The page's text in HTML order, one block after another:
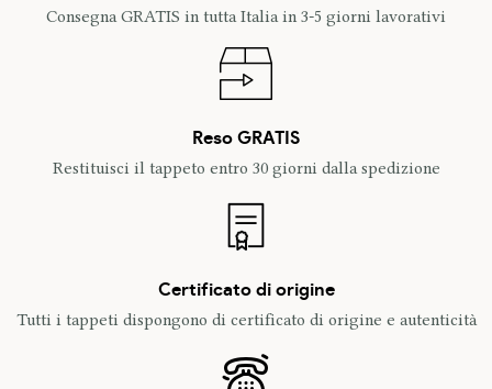
Consegna GRATIS in tutta Italia in 3-5 giorni lavorativi
Reso GRATIS
Restituisci il tappeto entro 30 giorni dalla spedizione
Certificato di origine
Tutti i tappeti dispongono di certificato di origine e autenticità